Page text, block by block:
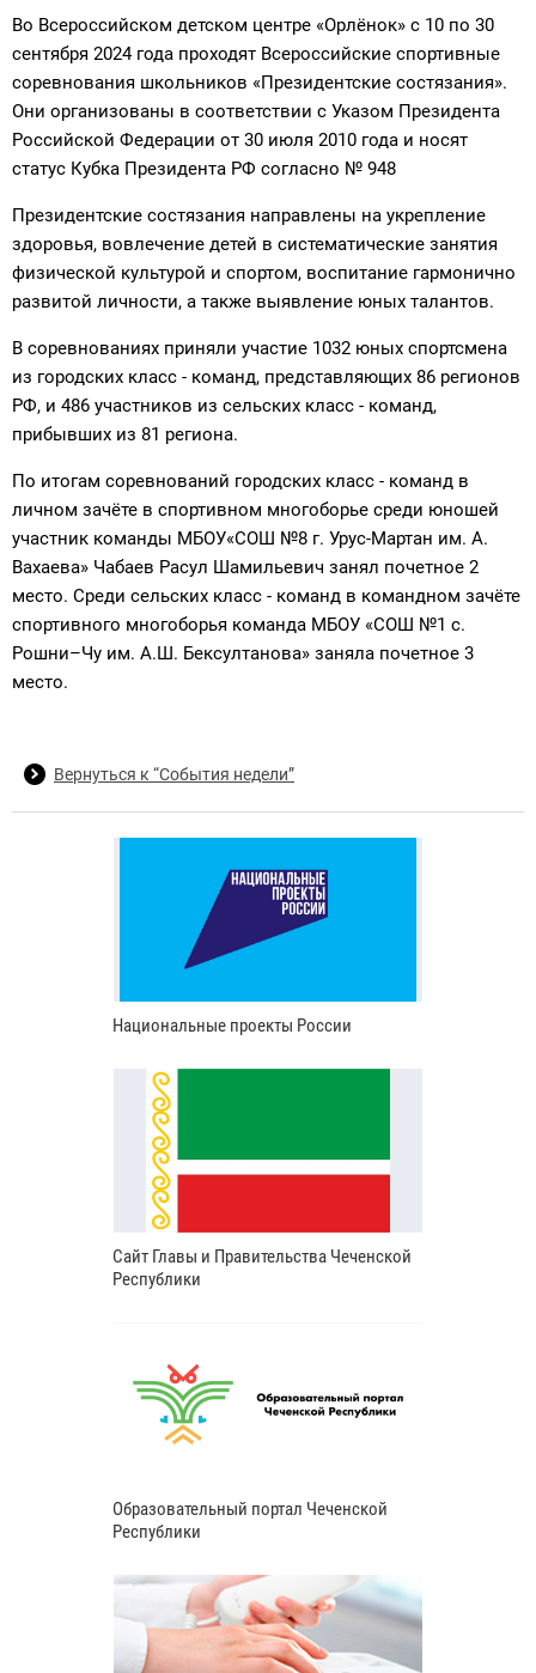
Во Всероссийском детском центре «Орлёнок» с 10 по 30
сентября 2024 года проходят Всероссийские спортивные
соревнования школьников «Президентские состязания».
Они организованы в соответствии с Указом Президента
Российской Федерации от 30 июля 2010 года и носят
статус Кубка Президента РФ согласно № 948
Президентские состязания направлены на укрепление
здоровья, вовлечение детей в систематические занятия
физической культурой и спортом, воспитание гармонично
развитой личности, а также выявление юных талантов.
В соревнованиях приняли участие 1032 юных спортсмена
из городских класс - команд, представляющих 86 регионов
РФ, и 486 участников из сельских класс - команд,
прибывших из 81 региона.
По итогам соревнований городских класс - команд в
личном зачёте в спортивном многоборье среди юношей
участник команды МБОУ«СОШ №8 г. Урус-Мартан им. А.
Вахаева» Чабаев Расул Шамильевич занял почетное 2
место. Среди сельских класс - команд в командном зачёте
спортивного многоборья команда МБОУ «СОШ №1 с.
Рошни–Чу им. А.Ш. Бексултанова» заняла почетное 3
место.
Вернуться к “События недели”
Национальные проекты России
Сайт Главы и Правительства Чеченской
Республики
Образовательный портал Чеченской
Республики